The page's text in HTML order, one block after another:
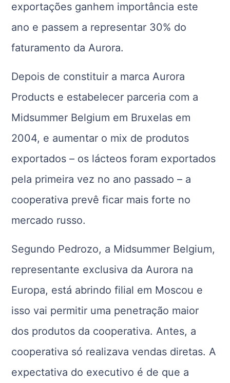
exportações ganhem importância este
ano e passem a representar 30% do
faturamento da Aurora.
Depois de constituir a marca Aurora
Products e estabelecer parceria com a
Midsummer Belgium em Bruxelas em
2004, e aumentar o mix de produtos
exportados – os lácteos foram exportados
pela primeira vez no ano passado – a
cooperativa prevê ficar mais forte no
mercado russo.
Segundo Pedrozo, a Midsummer Belgium,
representante exclusiva da Aurora na
Europa, está abrindo filial em Moscou e
isso vai permitir uma penetração maior
dos produtos da cooperativa. Antes, a
cooperativa só realizava vendas diretas. A
expectativa do executivo é de que a